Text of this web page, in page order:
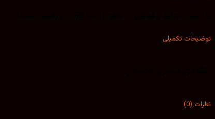
توضیحات تکمیلی
نظرات (0)